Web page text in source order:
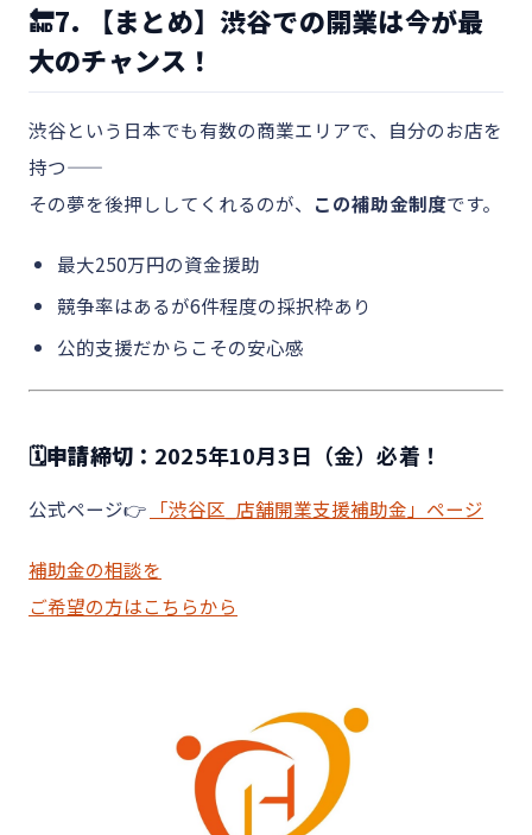
🔚7. 【まとめ】渋谷での開業は今が最
大のチャンス！
渋谷という日本でも有数の商業エリアで、自分のお店を
持つ――
その夢を後押ししてくれるのが、 この補助金制度です。
最大250万円の資金援助
競争率はあるが6件程度の採択枠あり
公的支援だからこその安心感
🗓申請締切： 2025年10月3日（金）必着！
公式ページ👉 「渋谷区_店舗開業支援補助金」ページ
補助金の相談を
ご希望の方はこちらから